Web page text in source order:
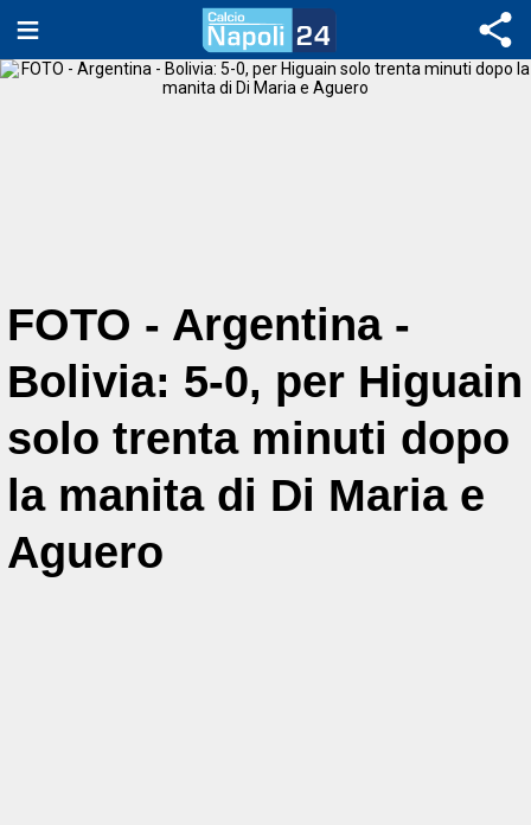
FOTO - Argentina -
Bolivia: 5-0, per Higuain
solo trenta minuti dopo
la manita di Di Maria e
Aguero